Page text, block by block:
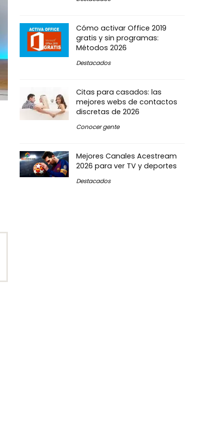
Cómo activar Office 2019
gratis y sin programas:
Métodos 2026
Destacados
Citas para casados: las
mejores webs de contactos
discretas de 2026
Conocer gente
Mejores Canales Acestream
2026 para ver TV y deportes
Destacados